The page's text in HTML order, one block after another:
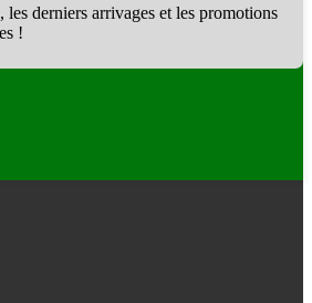
les derniers arrivages et les promotions
!